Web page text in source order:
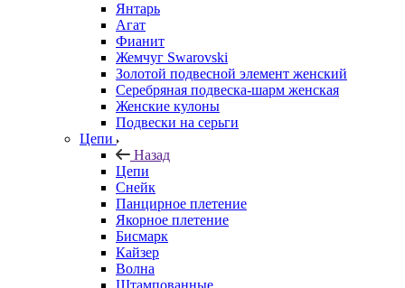
Янтарь
Агат
Фианит
Жемчуг Swarovski
Золотой подвесной элемент женcкий
Серебряная подвеска-шарм женская
Женские кулоны
Подвески на серьги
Цепи
Назад
Цепи
Снейк
Панцирное плетение
Якорное плетение
Бисмарк
Кайзер
Волна
Штампованные